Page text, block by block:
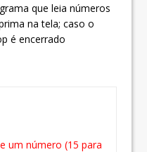
que leia números
na tela; caso o
é encerrado
um número (15 para